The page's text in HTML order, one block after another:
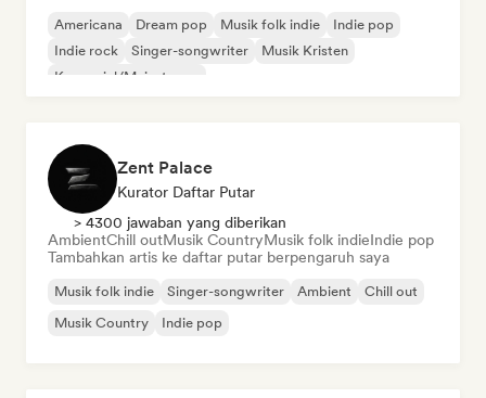
Americana Dream pop Musik folk indie
Indie pop
Indie rock
Singer-songwriter
Musik Kristen
Komersial/Mainstream
Zent Palace
Kurator Daftar Putar
> 4300 jawaban yang diberikan
AmbientChill outMusik CountryMusik folk indieIndie pop
Tambahkan artis ke daftar putar berpengaruh saya
Musik folk indie Singer-songwriter Ambient
Chill out
Musik Country
Indie pop